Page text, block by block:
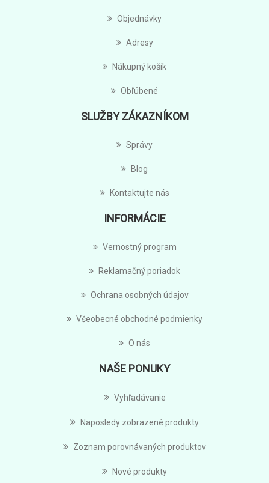
Objednávky
Adresy
Nákupný košík
Obľúbené
SLUŽBY ZÁKAZNÍKOM
Správy
Blog
Kontaktujte nás
INFORMÁCIE
Vernostný program
Reklamačný poriadok
Ochrana osobných údajov
Všeobecné obchodné podmienky
O nás
NAŠE PONUKY
Vyhľadávanie
Naposledy zobrazené produkty
Zoznam porovnávaných produktov
Nové produkty